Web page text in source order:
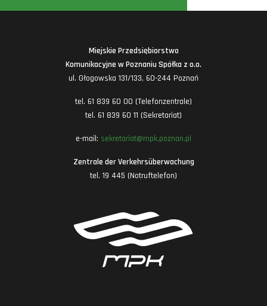
Miejskie Przedsiębiorstwo
Komunikacyjne w Poznaniu Spółka z o.o.
ul. Głogowska 131/133, 60-244 Poznań
tel. 61 839 60 00 (Telefonzentrale)
tel. 61 839 60 11 (Sekretariat)
e-mail: sekretariat@mpk.poznan.pl
Zentrale der Verkehrsüberwachung
tel. 19 445 (Notruftelefon)